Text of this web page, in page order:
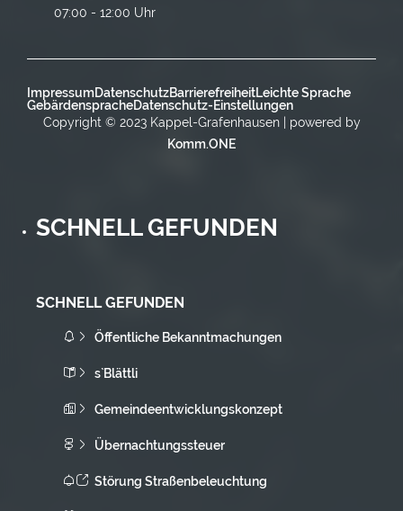
07:00 - 12:00 Uhr
ImpressumDatenschutzBarrierefreiheitLeichte Sprache
GebärdenspracheDatenschutz-Einstellungen
Copyright © 2023 Kappel-Grafenhausen | powered by
Komm.ONE
SCHNELL GEFUNDEN
SCHNELL GEFUNDEN
Öffentliche Bekanntmachungen
s`Blättli
Gemeindeentwicklungskonzept
Übernachtungssteuer
Störung Straßenbeleuchtung